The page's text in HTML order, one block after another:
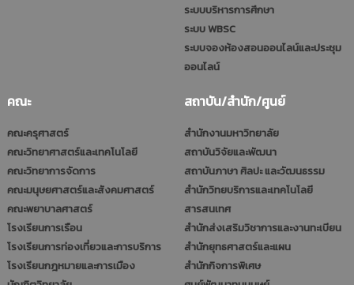
ระบบบริหารการศึกษา
ระบบ WBSC
ระบบจองห้องสอนออนไลน์และประชุม
ออนไลน์
คณะ
คณะครุศาสตร์
คณะวิทยาศาสตร์และเทคโนโลยี
คณะวิทยาการจัดการ
คณะมนุษยศาสตร์และสังคมศาสตร์
คณะพยาบาลศาสตร์
โรงเรียนการเรือน
โรงเรียนการท่องเที่ยวและการบริการ
โรงเรียนกฎหมายและการเมือง
สถาบัน/สำนัก/ศูนย์
สำนักงานมหาวิทยาลัย
สถาบันวิจัยและพัฒนา
สถาบันภาษา ศิลปะ และวัฒนธรรม
สำนักวิทยบริการและเทคโนโลยี
สารสนเทศ
สำนักส่งเสริมวิชาการและงานทะเบียน
สำนักยุทธศาสตร์และแผน
สำนักกิจการพิเศษ